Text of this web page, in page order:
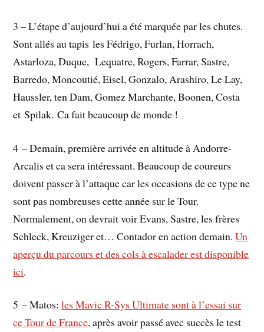
3 – L’étape d’aujourd’hui a été marquée par les chutes.
Sont allés au tapis les Fédrigo, Furlan, Horrach,
Astarloza, Duque, Lequatre, Rogers, Farrar, Sastre,
Barredo, Moncoutié, Eisel, Gonzalo, Arashiro, Le Lay,
Haussler, ten Dam, Gomez Marchante, Boonen, Costa
et Spilak. Ca fait beaucoup de monde !
4 – Demain, première arrivée en altitude à Andorre-
Arcalis et ca sera intéressant. Beaucoup de coureurs
doivent passer à l’attaque car les occasions de ce type ne
sont pas nombreuses cette année sur le Tour.
Normalement, on devrait voir Evans, Sastre, les frères
Schleck, Kreuziger et… Contador en action demain.Un
aperçu du parcours et des cols à escalader est disponible
ici.
5 – Matos:les Mavic R-Sys Ultimate sont à l’essai sur
ce Tour de France, après avoir passé avec succès le test